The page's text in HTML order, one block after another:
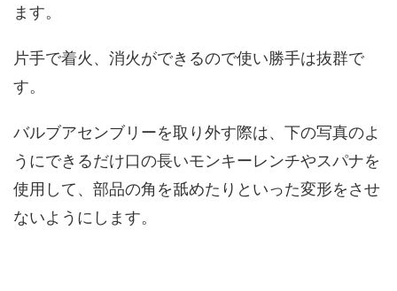
ます。
片手で着火、消火ができるので使い勝手は抜群で
す。
バルブアセンブリーを取り外す際は、下の写真のよ
うにできるだけ口の長いモンキーレンチやスパナを
使用して、部品の角を舐めたりといった変形をさせ
ないようにします。